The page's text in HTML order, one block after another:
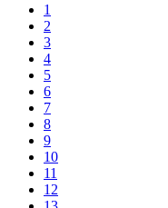
1
2
3
4
5
6
7
8
9
10
11
12